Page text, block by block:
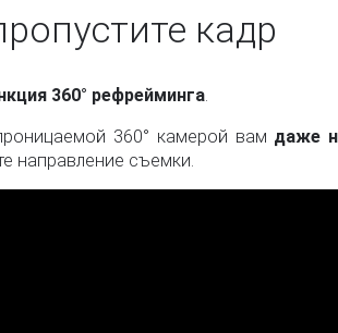
кадр
360° рефрейминга
360° камерой вам даже
направление съемки.